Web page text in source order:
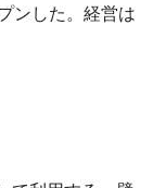
ンした。経営は